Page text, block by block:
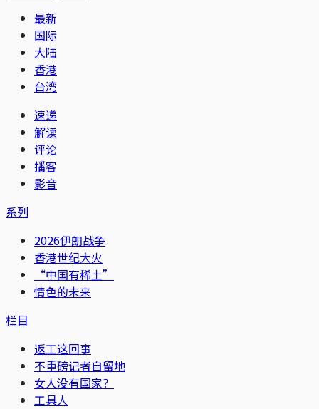
最新
国际
大陆
香港
台湾
速递
解读
评论
播客
影音
系列
2026伊朗战争
香港世纪大火
“中国有稀土”
情色的未来
栏目
返工这回事
不重磅记者自留地
女人没有国家？
工具人